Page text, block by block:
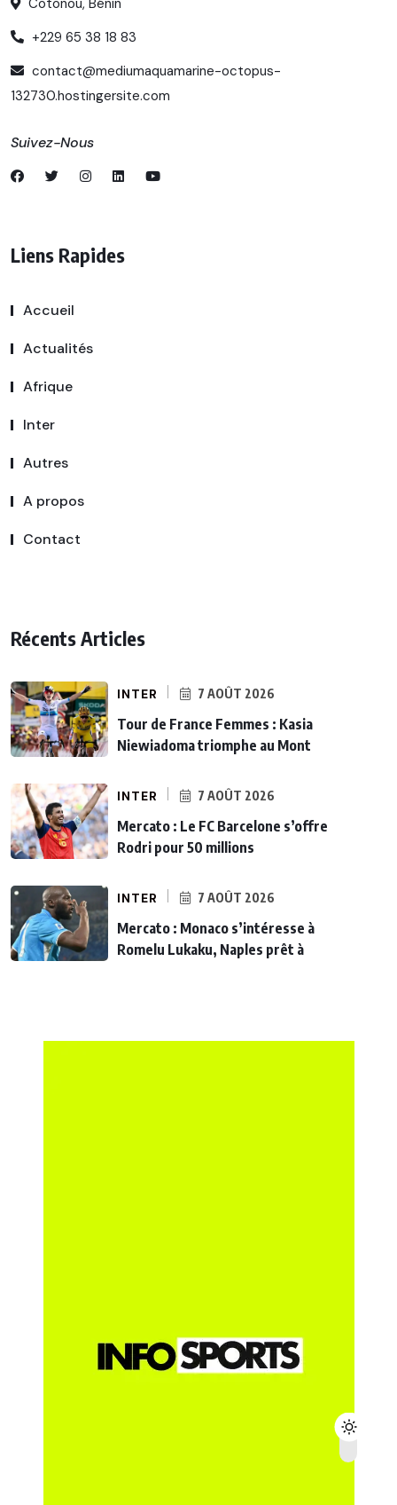
Cotonou, Bénin
+229 65 38 18 83
contact@mediumaquamarine-octopus-
132730.hostingersite.com
Suivez-Nous
Liens Rapides
Accueil
Actualités
Afrique
Inter
Autres
A propos
Contact
Récents Articles
INTER 7 AOÛT 2026
Tour de France Femmes : Kasia
Niewiadoma triomphe au Mont
INTER 7 AOÛT 2026
Mercato : Le FC Barcelone s’offre
Rodri pour 50 millions
INTER 7 AOÛT 2026
Mercato : Monaco s’intéresse à
Romelu Lukaku, Naples prêt à